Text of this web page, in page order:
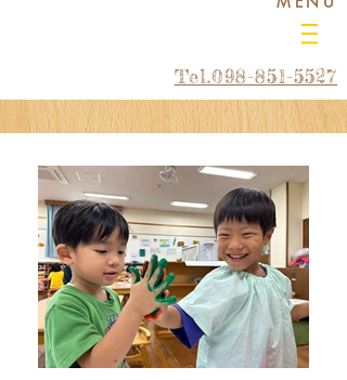
Tel.098-851-5527